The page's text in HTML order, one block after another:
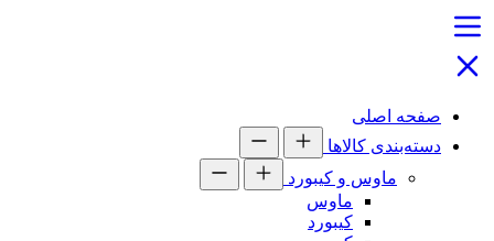
صفحه اصلی
دسته‌بندی کالاها
ماوس و کیبورد
ماوس
کیبورد